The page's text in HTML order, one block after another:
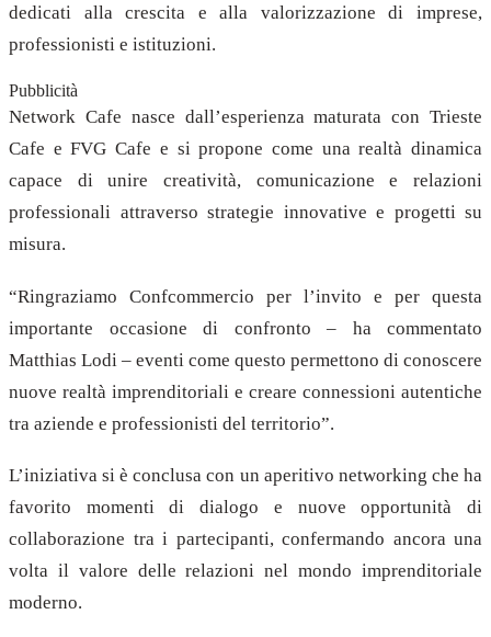
dedicati alla crescita e alla valorizzazione di imprese,
professionisti e istituzioni.
Pubblicità
Network Cafe nasce dall’esperienza maturata con Trieste
Cafe e FVG Cafe e si propone come una realtà dinamica
capace di unire creatività, comunicazione e relazioni
professionali attraverso strategie innovative e progetti su
misura.
“Ringraziamo Confcommercio per l’invito e per questa
importante occasione di confronto – ha commentato
Matthias Lodi – eventi come questo permettono di conoscere
nuove realtà imprenditoriali e creare connessioni autentiche
tra aziende e professionisti del territorio”.
L’iniziativa si è conclusa con un aperitivo networking che ha
favorito momenti di dialogo e nuove opportunità di
collaborazione tra i partecipanti, confermando ancora una
volta il valore delle relazioni nel mondo imprenditoriale
moderno.